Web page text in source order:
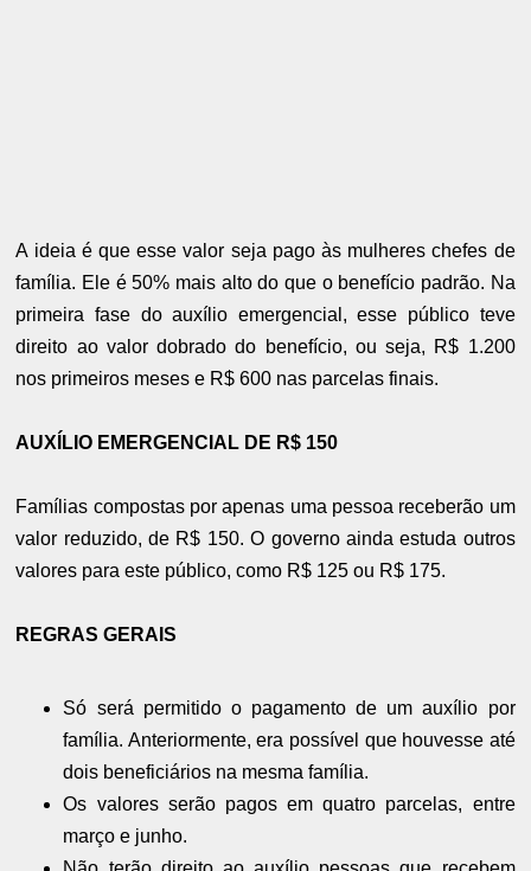
A ideia é que esse valor seja pago às mulheres chefes de
família. Ele é 50% mais alto do que o benefício padrão. Na
primeira fase do auxílio emergencial, esse público teve
direito ao valor dobrado do benefício, ou seja, R$ 1.200
nos primeiros meses e R$ 600 nas parcelas finais.
AUXÍLIO EMERGENCIAL DE R$ 150
Famílias compostas por apenas uma pessoa receberão um
valor reduzido, de R$ 150. O governo ainda estuda outros
valores para este público, como R$ 125 ou R$ 175.
REGRAS GERAIS
Só será permitido o pagamento de um auxílio por
família. Anteriormente, era possível que houvesse até
dois beneficiários na mesma família.
Os valores serão pagos em quatro parcelas, entre
março e junho.